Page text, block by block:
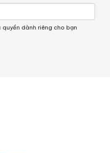
quyền dành riêng cho bạn